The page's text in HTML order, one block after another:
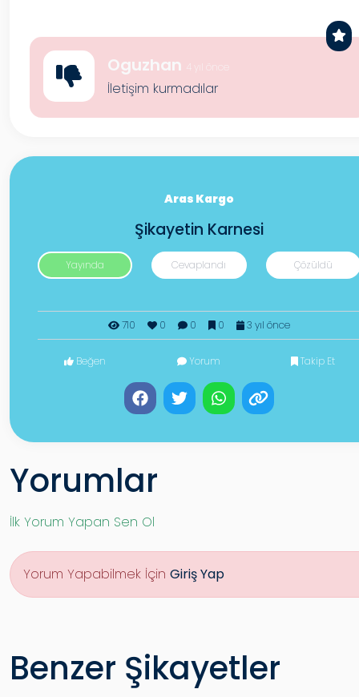
Oguzhan 4 yıl önce
İletişim kurmadılar
Aras Kargo
Şikayetin Karnesi
Yayında Cevaplandı Çözüldü
710 0 0 0 3 yıl önce
Beğen Yorum Takip Et
Yorumlar
İlk Yorum Yapan Sen Ol
Yorum Yapabilmek İçin Giriş Yap
Benzer Şikayetler